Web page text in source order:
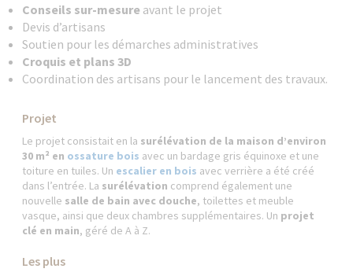
Conseils sur-mesure avant le projet
Devis d’artisans
Soutien pour les démarches administratives
Croquis et plans 3D
Coordination des artisans pour le lancement des travaux.
Projet
Le projet consistait en la surélévation de la maison d’environ
30 m² en ossature bois avec un bardage gris équinoxe et une
toiture en tuiles. Un escalier en bois avec verrière a été créé
dans l’entrée. La surélévation comprend également une
nouvelle salle de bain avec douche, toilettes et meuble
vasque, ainsi que deux chambres supplémentaires. Un projet
clé en main, géré de A à Z.
Les plus